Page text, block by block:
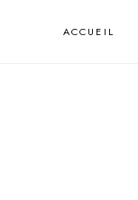
ACCUEIL